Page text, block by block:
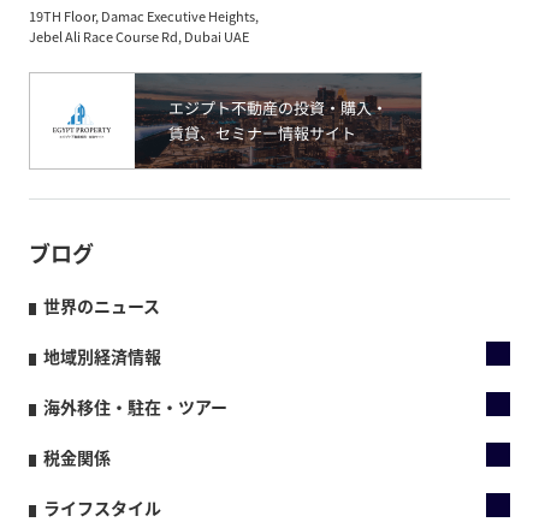
19TH Floor, Damac Executive Heights,
Jebel Ali Race Course Rd, Dubai UAE
ブログ
世界のニュース
地域別経済情報
海外移住・駐在・ツアー
税金関係
ライフスタイル